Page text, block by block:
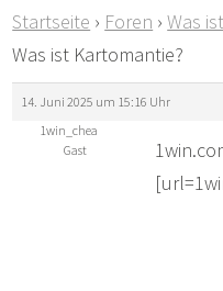
Startseite › Foren › Was
Was ist Kartomantie?
14. Juni 2025 um 15:16 Uhr
1win_chea
Gast